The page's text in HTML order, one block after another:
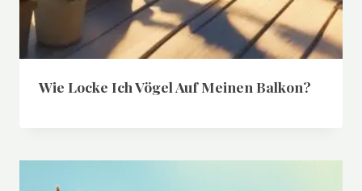
Wie Locke Ich Vögel Auf Meinen Balkon?